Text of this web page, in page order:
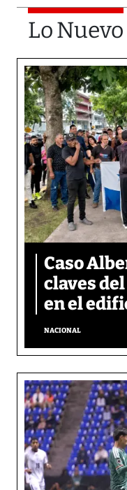
Lo Nuevo
Caso
claves
en el
NACIONAL